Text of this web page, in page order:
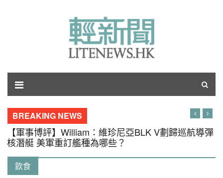
BREAKING NEWS
【軍事博評】William：維珍尼亞BLK V劃歸巡航導彈
核潛艇 美軍重訂艦種為哪些？
飲食